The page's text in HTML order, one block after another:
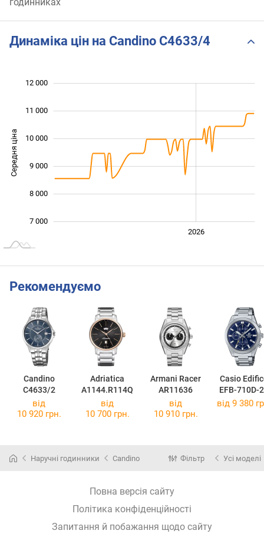
Динаміка цін на Candino C4633/4
Середня ціна
7 000
8 000
9 000
10 000
11 000
12 000
2026
Рекомендуємо
Candino
C4633/2
Adriatica
A1144.R114Q
Armani Racer
AR11636
Casio
EFB-710D-
від
10 920 грн.
від
10 700 грн.
від
10 910 грн.
від 9 380
Наручні годинники Candino Фільтр Усі моделі
Повна версія сайту
Політика конфіденційності
Запитання й побажання щодо сайту